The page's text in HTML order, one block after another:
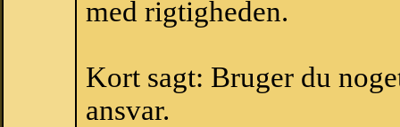
med rigtigheden.
Kort sagt: Bruger du
ansvar.